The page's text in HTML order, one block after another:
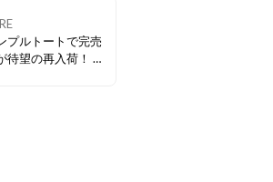
プルトートで完売
待望の再入荷！ ど